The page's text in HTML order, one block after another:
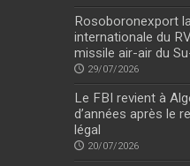
Rosoboronexport
internationale du
missile air-air du
29/07/2026
Le FBI revient à
d’années après le
légal
20/07/2026